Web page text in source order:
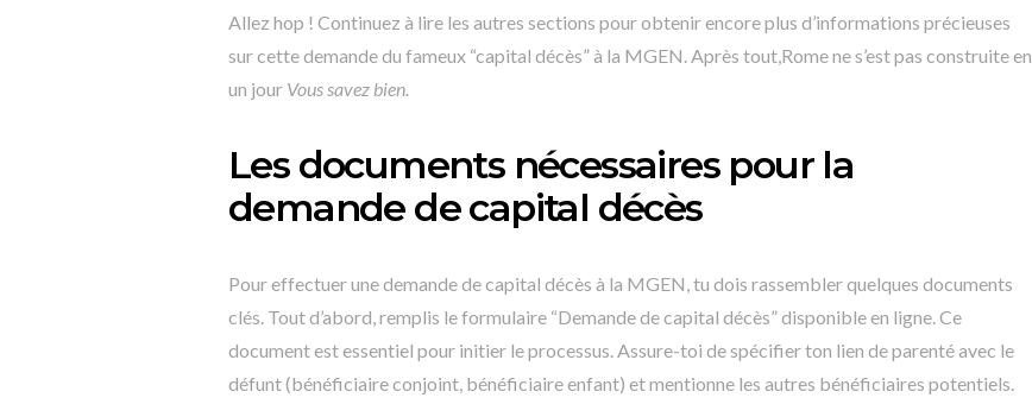
Allez hop ! Continuez à lire les autres sections pour obtenir encore plus d’informations précieuses
sur cette demande du fameux “capital décès” à la MGEN. Après tout,Rome ne s’est pas construite en
un jour Vous savez bien.
Les documents nécessaires pour la
demande de capital décès
Pour effectuer une demande de capital décès à la MGEN, tu dois rassembler quelques documents
clés. Tout d’abord, remplis le formulaire “Demande de capital décès” disponible en ligne. Ce
document est essentiel pour initier le processus. Assure-toi de spécifier ton lien de parenté avec le
défunt (bénéficiaire conjoint, bénéficiaire enfant) et mentionne les autres bénéficiaires potentiels.